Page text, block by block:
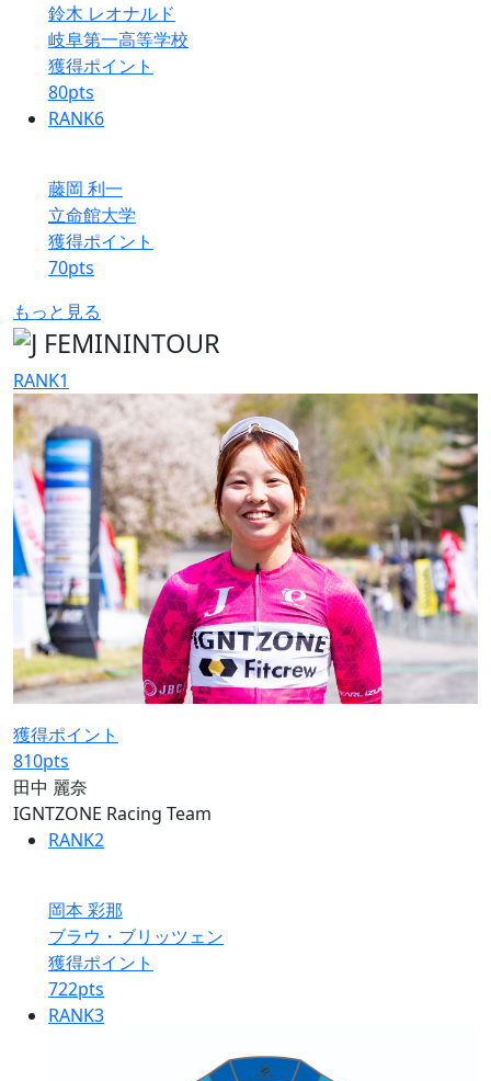
鈴木 レオナルド
岐阜第一高等学校
獲得ポイント
80pts
RANK6
藤岡 利一
立命館大学
獲得ポイント
70pts
もっと見る
RANK1
獲得ポイント
810pts
田中 麗奈
IGNTZONE Racing Team
RANK2
岡本 彩那
ブラウ・ブリッツェン
獲得ポイント
722pts
RANK3